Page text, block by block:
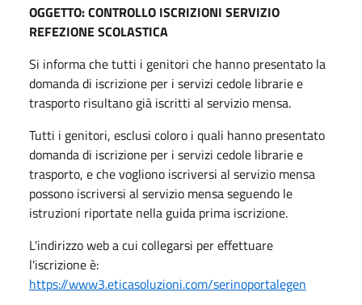
OGGETTO: CONTROLLO ISCRIZIONI SERVIZIO
REFEZIONE SCOLASTICA
Si informa che tutti i genitori che hanno presentato la
domanda di iscrizione per i servizi cedole librarie e
trasporto risultano già iscritti al servizio mensa.
Tutti i genitori, esclusi coloro i quali hanno presentato
domanda di iscrizione per i servizi cedole librarie e
trasporto, e che vogliono iscriversi al servizio mensa
possono iscriversi al servizio mensa seguendo le
istruzioni riportate nella guida prima iscrizione.
L'indirizzo web a cui collegarsi per effettuare
l'iscrizione è:
https://www3.eticasoluzioni.com/serinoportalegen